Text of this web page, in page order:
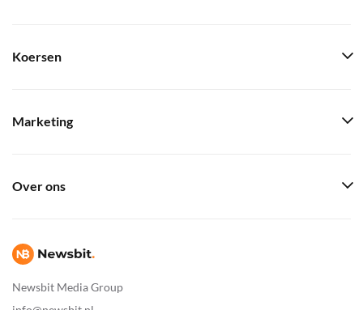
Newsbit Media Group
Koersen
Marketing
Over ons